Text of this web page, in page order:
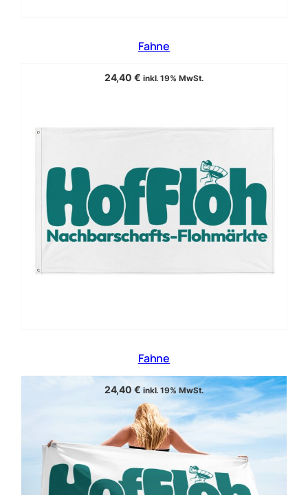
Fahne
24,40€ inkl. 19% MwSt.
Fahne
24,40€ inkl. 19% MwSt.